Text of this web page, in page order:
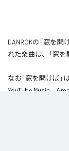
DANROKの「窓を
れた楽曲は、「窓を
なお「窓を開けば」
YouTube Music